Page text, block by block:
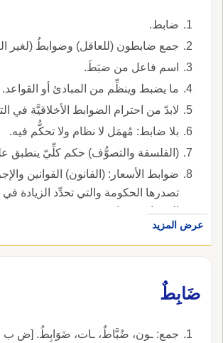
ضابط.
جمع ضابطون (للعاقل) وضوابطُ (لغير
اسم فاعل من ضبَطَ.
ما يضبط وينظِّم من المبادئ أو القواعد.
لابدّ من احترام الضوابط الأخلاقيَّة في
بلا ضابط: مُهمَل لا نظام ولا تحكُّم فيه.
(الفلسفة والتصوُّف) حكم كلِّيّ ينطبق
ضوابط الأسعار: (القانون) القوانين
تصدرها الحكومة والتي تحدِّد الزيادة في
الانخفاض فيها.
عرض المزيد
ضَابِطٌ
جمع: ـون، ضُبَّاطٌ، ـات، ضَوَابِطُ. [ض